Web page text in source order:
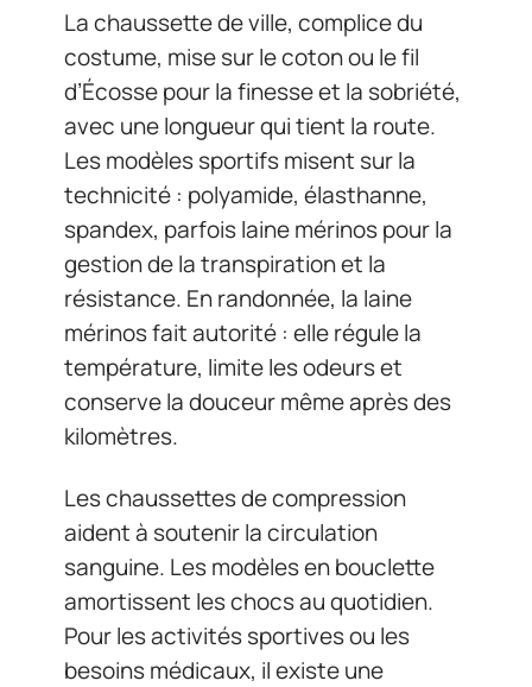
La chaussette de ville, complice du
costume, mise sur le coton ou le fil
d’Écosse pour la finesse et la sobriété,
avec une longueur qui tient la route.
Les modèles sportifs misent sur la
technicité : polyamide, élasthanne,
spandex, parfois laine mérinos pour la
gestion de la transpiration et la
résistance. En randonnée, la laine
mérinos fait autorité : elle régule la
température, limite les odeurs et
conserve la douceur même après des
kilomètres.
Les chaussettes de compression
aident à soutenir la circulation
sanguine. Les modèles en bouclette
amortissent les chocs au quotidien.
Pour les activités sportives ou les
besoins médicaux, il existe une